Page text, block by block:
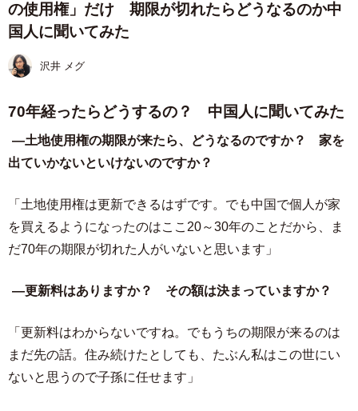
の使用権」だけ 期限が切れたらどうなるのか中
国人に聞いてみた
沢井 メグ
70年経ったらどうするの？ 中国人に聞いてみた
―土地使用権の期限が来たら、どうなるのですか？ 家を
出ていかないといけないのですか？
「土地使用権は更新できるはずです。でも中国で個人が家
を買えるようになったのはここ20～30年のことだから、ま
だ70年の期限が切れた人がいないと思います」
―更新料はありますか？ その額は決まっていますか？
「更新料はわからないですね。でもうちの期限が来るのは
まだ先の話。住み続けたとしても、たぶん私はこの世にい
ないと思うので子孫に任せます」